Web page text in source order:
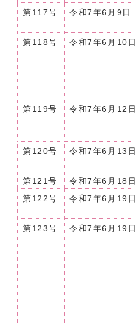
第117号
令和7年6月9日
第118号
令和7年6月10日
第119号
令和7年6月12日
第120号
令和7年6月13日
第121号 令和7年6月18日
第122号
令和7年6月19日
第123号
令和7年6月19日